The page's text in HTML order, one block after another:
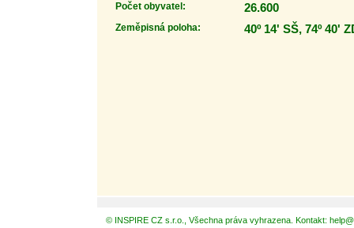
Počet obyvatel: 26.600
Zeměpisná poloha: 40º 14' SŠ, 74º 40'
© INSPIRE CZ s.r.o., Všechna práva vyhrazena. Kontakt: